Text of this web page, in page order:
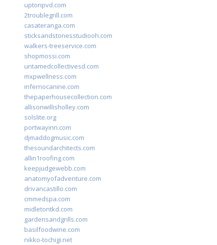
uptonpvd.com
2troublegrill.com
casateranga.com
sticksandstonesstudiooh.com
walkers-treeservice.com
shopmossi.com
untamedcollectivesd.com
mxpwellness.com
infernocanine.com
thepaperhousecollection.com
allisonwillisholley.com
solslite.org
portwayinn.com
djmaddogmusic.com
thesoundarchitects.com
allin1roofing.com
keepjudgewebb.com
anatomyofadventure.com
drivancastillo.com
cmmedspa.com
midletontkd.com
gardensandgrills.com
basilfoodwine.com
nikko-tochigi.net